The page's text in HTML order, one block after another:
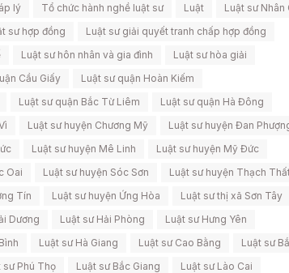
lý Tổ chức hành nghề luật sư Luật
Luật sư Nhân
sư hợp đồng
Luật sư giải quyết tranh chấp hợp đồng
Luật sư hôn nhân và gia đình
Luật sư hòa giải
Cầu Giấy
Luật sư quận Hoàn Kiếm
Luật sư quận Bắc Từ Liêm
Luật sư quận Hà Đông
Luật sư huyện Chương Mỹ
Luật sư huyện Đan
Luật sư huyện Mê Linh
Luật sư huyện Mỹ Đức
Oai Luật sư huyện Sóc Sơn
Luật sư huyện Thạch
Tín Luật sư huyện Ứng Hòa
Luật sư thị xã Sơn Tây
Dương Luật sư Hải Phòng
Luật sư Hưng Yên
Luật sư Hà Giang Luật sư Cao Bằng
Luật sư
sư Phú Thọ Luật sư Bắc Giang
Luật sư Lào Cai